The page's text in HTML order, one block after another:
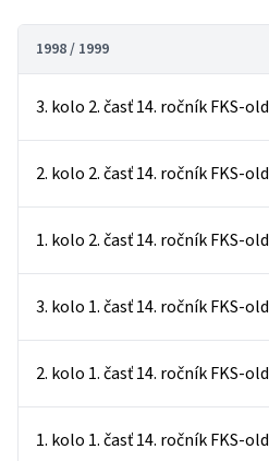
1998 / 1999
3. kolo 2. časť 14. ročník FKS-old
2. kolo 2. časť 14. ročník FKS-old
1. kolo 2. časť 14. ročník FKS-old
3. kolo 1. časť 14. ročník FKS-old
2. kolo 1. časť 14. ročník FKS-old
1. kolo 1. časť 14. ročník FKS-old